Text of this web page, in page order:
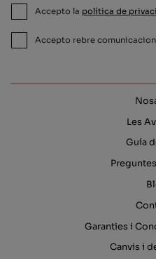
Accepto la política de
Accepto rebre
Les
Guía
Garanties i
Canvis i